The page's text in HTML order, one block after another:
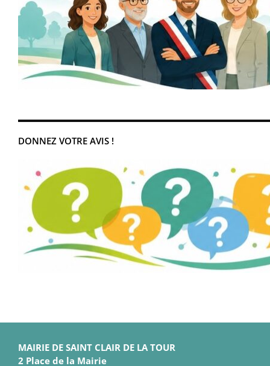
DONNEZ VOTRE AVIS !
MAIRIE DE SAINT CLAIR DE LA TOUR
2 Place de la Mairie